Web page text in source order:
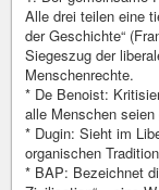
Alle drei teilen eine
der Geschichte“
Siegeszug der
Menschenrechte.
* De Benoist:
alle Menschen
* Dugin: Sieht im
organischen
* BAP: Bezeichnet